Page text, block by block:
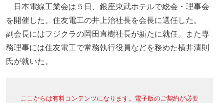
日本電線工業会は５日、銀座東武ホテルで総会・理事会
を開催した。住友電工の井上治社長を会長に選任した。
副会長にはフジクラの岡田直樹社長が新たに就任。また専
務理事には住友電工で常務執行役員などを務めた横井清則
氏が就いた。
ここからは有料コンテンツになります。電子版のご契約が必要